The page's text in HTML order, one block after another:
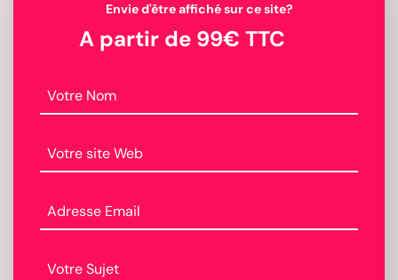
Envie d'être affiché sur ce site?
A partir de 99€ TTC